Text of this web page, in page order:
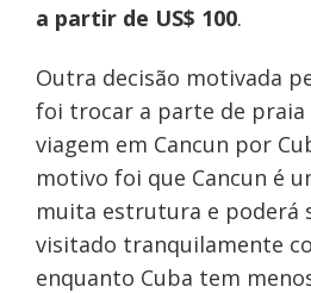
a partir de US$ 100.
Outra decisão motivada
foi trocar a parte de praia
viagem em Cancun por
motivo foi que Cancun é
muita estrutura e poderá
visitado tranquilamente
enquanto Cuba tem